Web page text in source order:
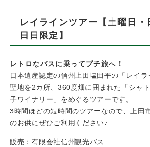
レイラインツアー【土曜日・
日日限定】
レトロなバスに乗ってプチ旅へ！
日本遺産認定の信州上田塩田平の「レイラ
聖地を2カ所、360度畑に囲まれた「シャ
子ワイナリー」をめぐるツアーです。
3時間ほどの短時間のツアーなので、上田
のお供にぜひご利用ください♪
販売：有限会社信州観光バス